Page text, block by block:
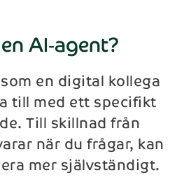
AI‑agent?
en digital kollega
till med ett specifikt
Till skillnad från
när du frågar, kan
mer självständigt.